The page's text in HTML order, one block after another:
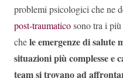
problemi psicologici che ne
post-traumaticosono tra i
chele emergenze di salute
situazioni più complesse e
team si trovano ad